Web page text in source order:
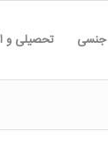
جنسی تحصیلی و